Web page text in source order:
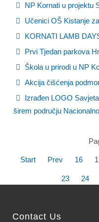
NP Kornati u projektu
Učenici OŠ Kistanje
KORNATI LAMB
Prvi Tjedan parkova
Škola u prirodi u NP
Akcija čišćenja
Izrađen LOGO
širem području
Start Prev 16
23 24
Contact Us